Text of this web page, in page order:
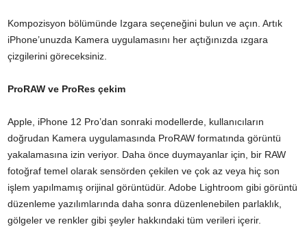
Kompozisyon bölümünde Izgara seçeneğini bulun ve açın. Artık
iPhone’unuzda Kamera uygulamasını her açtığınızda ızgara
çizgilerini göreceksiniz.
ProRAW ve ProRes çekim
Apple, iPhone 12 Pro’dan sonraki modellerde, kullanıcıların
doğrudan Kamera uygulamasında ProRAW formatında görüntü
yakalamasına izin veriyor. Daha önce duymayanlar için, bir RAW
fotoğraf temel olarak sensörden çekilen ve çok az veya hiç son
işlem yapılmamış orijinal görüntüdür. Adobe Lightroom gibi görüntü
düzenleme yazılımlarında daha sonra düzenlenebilen parlaklık,
gölgeler ve renkler gibi şeyler hakkındaki tüm verileri içerir.